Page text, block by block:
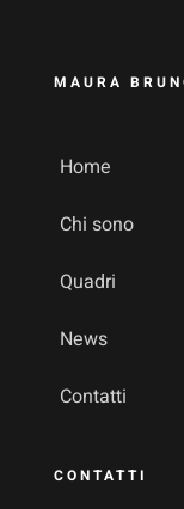
MAURA
Home
Chi sono
Quadri
News
Contatti
CONTATTI